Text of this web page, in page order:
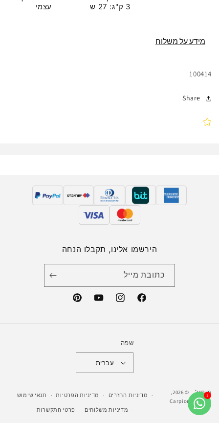
3 ק''ג: 27 ש
עצמי
מידע על משלוח
מק"ט:
100414
Share
הירשמו אלינו, תקבלו הנחה
כתובת מייל
Facebook
Instagram
YouTube
Pinterest
שפה
עברית
© 2026,
Carpion
מופעל
ע"י
מדיניות החזרים מדיניות הפרטיות תנאי שימוש
מדיניות משלוחים פרטי התקשרות